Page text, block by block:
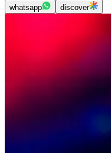
whatsapp discover